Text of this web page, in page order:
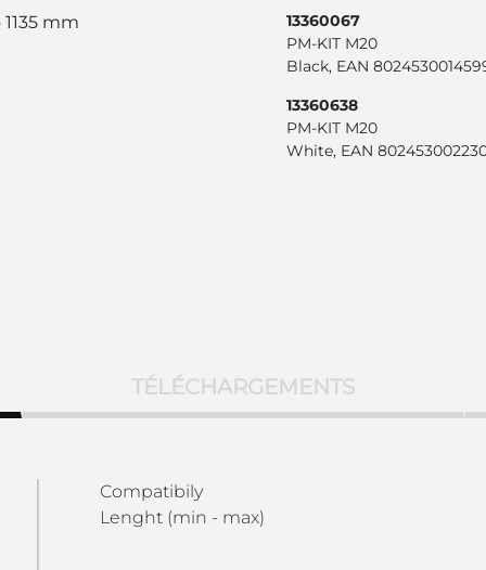
mm
13360067
PM-KIT M20
Black, EAN
13360638
PM-KIT M20
White, EAN
TÉLÉCHARGEMENTS
Compatibily
Lenght (min - max)